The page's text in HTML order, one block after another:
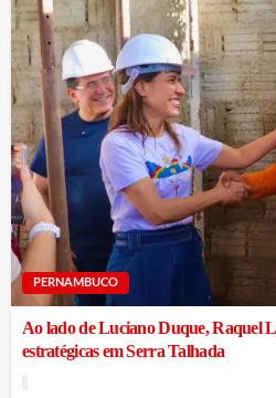
PERNAMBUCO
Ao lado de Luciano Duque, Raquel
estratégicas em Serra Talhada